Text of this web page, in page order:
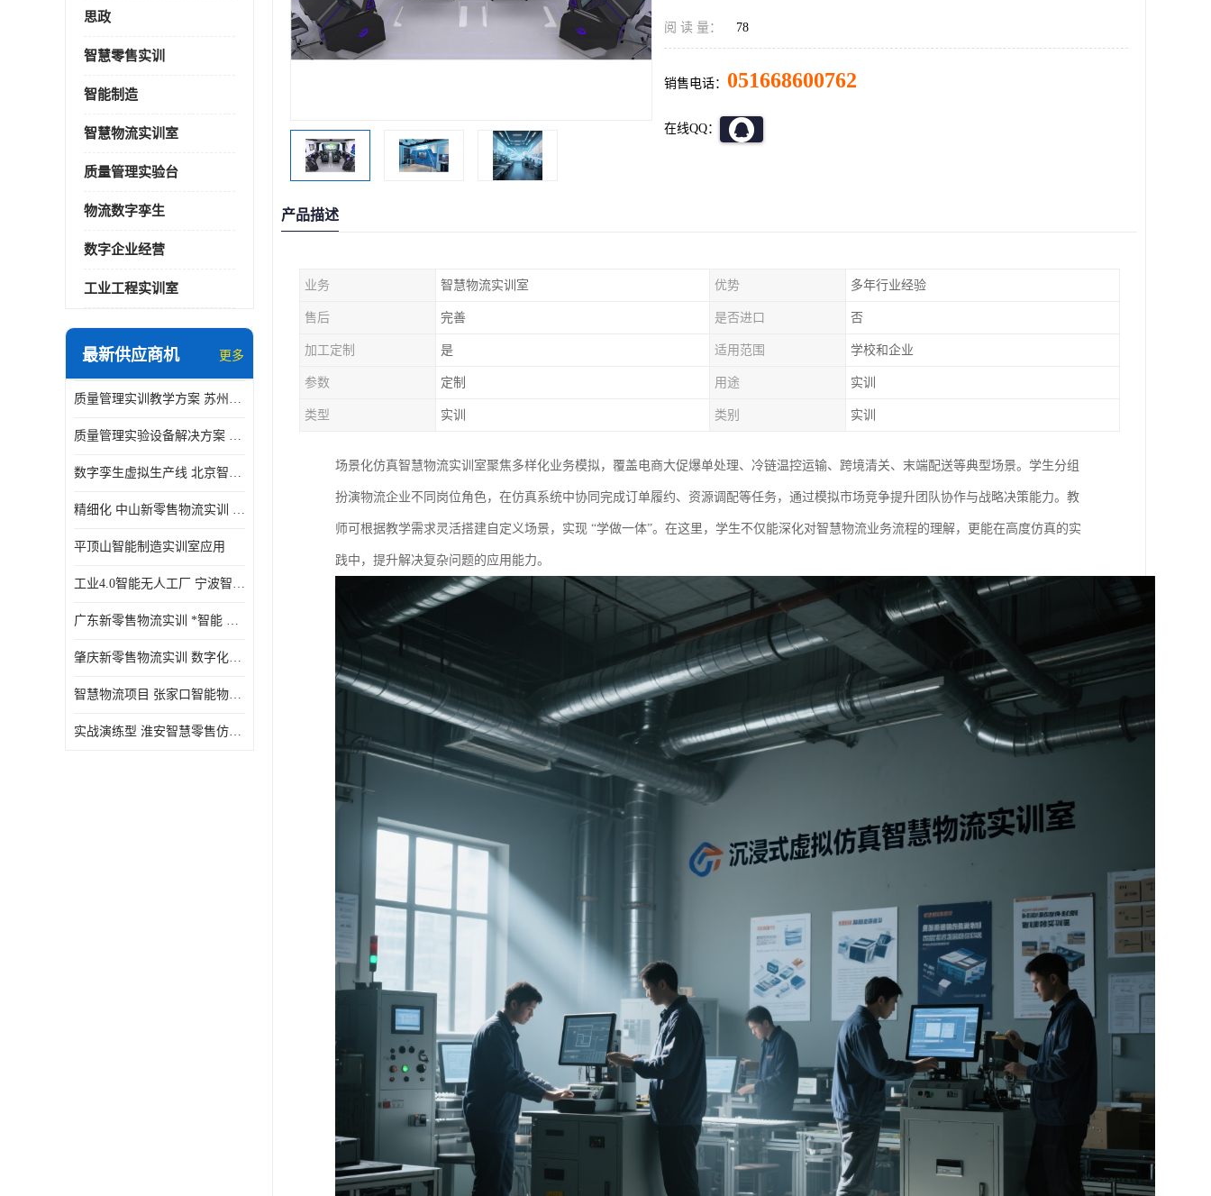
思政
智慧零售实训
智能制造
智慧物流实训室
质量管理实验台
物流数字孪生
数字企业经营
工业工程实训室
最新供应商机 更多
质量管理实训教学方案 苏州质量管理实训 _京创智业
质量管理实验设备解决方案 徐州质量管理实训 _京创智业
数字孪生虚拟生产线 北京智能制造仿真应用
精细化 中山新零售物流实训 数字化赋能
平顶山智能制造实训室应用
工业4.0智能无人工厂 宁波智能制造仿真项目
广东新零售物流实训 *智能 实战演练型
肇庆新零售物流实训 数字化赋能 创新实践
智慧物流项目 张家口智能物流装备
实战演练型 淮安智慧零售仿真实训 实战沉浸式
阅 读 量： 78
销售电话： 051668600762
在线QQ：
产品描述
业务 智慧物流实训室 优势 多年行业经验
售后 完善 是否进口 否
加工定制 是 适用范围 学校和企业
参数 定制 用途 实训
类型 实训 类别 实训
场景化仿真智慧物流实训室聚焦多样化业务模拟，覆盖电商大促爆单处理、冷链温控运输、跨境清关、末端配送等典型场景。学生分组
扮演物流企业不同岗位角色，在仿真系统中协同完成订单履约、资源调配等任务，通过模拟市场竞争提升团队协作与战略决策能力。教
师可根据教学需求灵活搭建自定义场景，实现 “学做一体”。在这里，学生不仅能深化对智慧物流业务流程的理解，更能在高度仿真的实
践中，提升解决复杂问题的应用能力。